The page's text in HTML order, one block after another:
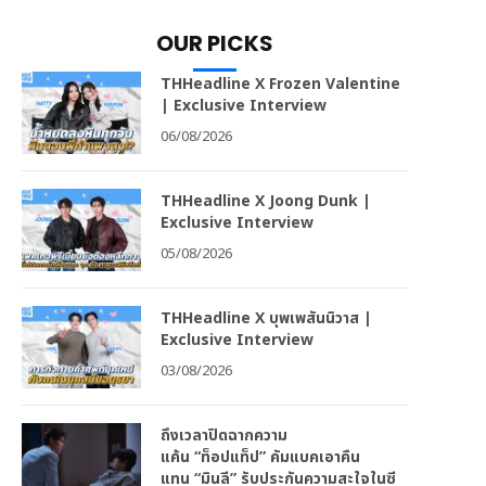
OUR PICKS
THHeadline X Frozen Valentine
| Exclusive Interview
06/08/2026
THHeadline X Joong Dunk |
Exclusive Interview
05/08/2026
THHeadline X บุพเพสันนิวาส |
Exclusive Interview
03/08/2026
ถึงเวลาปิดฉากความ
แค้น “ท็อปแท็ป” คัมแบคเอาคืน
แทน “มินลี” รับประกันความสะใจในซี